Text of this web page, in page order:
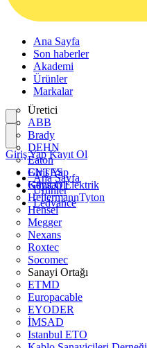
Ana Sayfa
Son haberler
Akademi
Ürünler
Markalar
Üretici
ABB
Brady
DEHN
Eaton
ENTES
Günsan Elektrik
HellermannTyton
Hensel
Megger
Nexans
Roxtec
Socomec
Sanayi Ortağı
ETMD
Europacable
EYODER
İMSAD
Istanbul ETO
Giriş Yap
Kayıt Ol
Giriş Yap Kayıt Ol
Ana Sayfa
Ürünler
Ledvance